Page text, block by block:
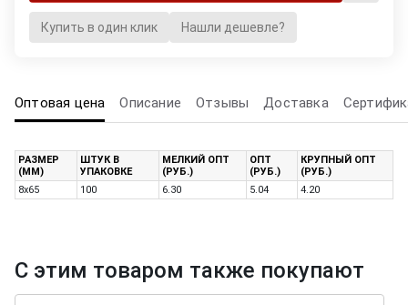
Купить в один клик Нашли дешевле?
Оптовая цена Описание Отзывы Доставка
РАЗМЕР
(ММ)
ШТУК В
УПАКОВКЕ
МЕЛКИЙ ОПТ
(РУБ.)
ОПТ
(РУБ.)
КРУПНЫЙ ОПТ
(РУБ.)
8х65
100 6.30 5.04 4.20
С этим товаром также покупают